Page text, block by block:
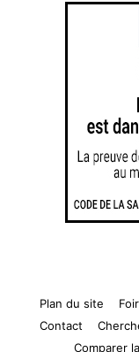
Plan du site
Contact
Comparer